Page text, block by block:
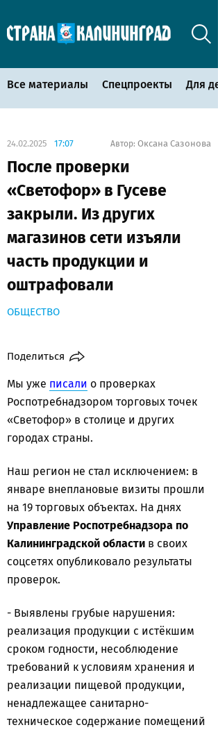
Все материалы Спецпроекты Для
24.02.2025 17:07 Автор: Оксана Сазонова
После проверки
«Светофор» в Гусеве
закрыли. Из других
магазинов сети изъяли
часть продукции и
оштрафовали
ОБЩЕСТВО
Поделиться
Мы уже писали о проверках
Роспотребнадзором торговых точек
«Светофор» в столице и других
городах страны.
Наш регион не стал исключением: в
январе внеплановые визиты прошли
на 19 торговых объектах. На днях
Управление Роспотребнадзора по
Калининградской области в своих
соцсетях опубликовало результаты
проверок.
- Выявлены грубые нарушения:
реализация продукции с истёкшим
сроком годности, несоблюдение
требований к условиям хранения и
реализации пищевой продукции,
ненадлежащее санитарно-
техническое содержание помещений